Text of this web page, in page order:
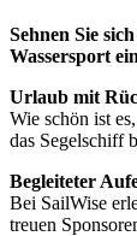
Sehnen Sie
Wassersport
Urlaub mit
Wie schön ist
das Segelschiff
Begleiteter
Bei SailWise
treuen